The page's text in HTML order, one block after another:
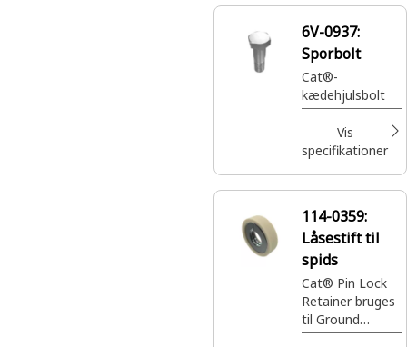
6V-0937:
Sporbolt
Cat®-
kædehjulsbolt
Vis
specifikationer
114-0359:
Låsestift til
spids
Cat® Pin Lock
Retainer bruges
til Ground
Engaging Tool